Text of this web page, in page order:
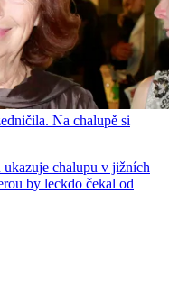
Na chalupě si
chalupu v jižních
by leckdo čekal od